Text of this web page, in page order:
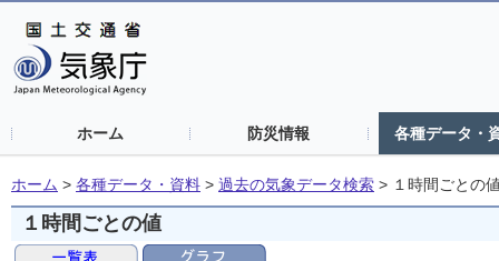
ホーム 防災情報 各種データ・
ホーム > 各種データ・資料 > 過去の気象データ検索 > １時間ごとの
１時間ごとの値